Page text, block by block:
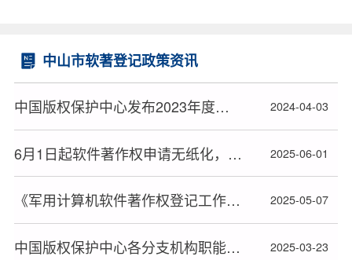
中山市软著登记政策资讯
中国版权保护中心发布2023年度十大著作权人候选人名单 2024-04-03
6月1日起软件著作权申请无纸化，材料审查或更严格 2025-06-01
《军用计算机软件著作权登记工作暂行办法》全文发布 2025-05-07
中国版权保护中心各分支机构职能及联系方式 2025-03-23